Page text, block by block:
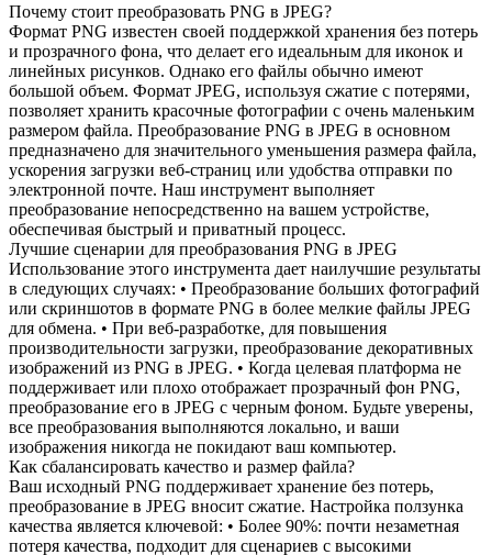
Почему стоит преобразовать PNG в JPEG?
Формат PNG известен своей поддержкой хранения без потерь
и прозрачного фона, что делает его идеальным для иконок и
линейных рисунков. Однако его файлы обычно имеют
большой объем. Формат JPEG, используя сжатие с потерями,
позволяет хранить красочные фотографии с очень маленьким
размером файла. Преобразование PNG в JPEG в основном
предназначено для значительного уменьшения размера файла,
ускорения загрузки веб-страниц или удобства отправки по
электронной почте. Наш инструмент выполняет
преобразование непосредственно на вашем устройстве,
обеспечивая быстрый и приватный процесс.
Лучшие сценарии для преобразования PNG в JPEG
Использование этого инструмента дает наилучшие результаты
в следующих случаях: • Преобразование больших фотографий
или скриншотов в формате PNG в более мелкие файлы JPEG
для обмена. • При веб-разработке, для повышения
производительности загрузки, преобразование декоративных
изображений из PNG в JPEG. • Когда целевая платформа не
поддерживает или плохо отображает прозрачный фон PNG,
преобразование его в JPEG с черным фоном. Будьте уверены,
все преобразования выполняются локально, и ваши
изображения никогда не покидают ваш компьютер.
Как сбалансировать качество и размер файла?
Ваш исходный PNG поддерживает хранение без потерь,
преобразование в JPEG вносит сжатие. Настройка ползунка
качества является ключевой: • Более 90%: почти незаметная
потеря качества, подходит для сценариев с высокими